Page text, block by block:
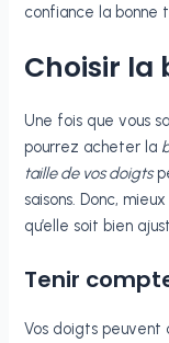
confiance la bonne
Choisir la
Une fois que vous
pourrez acheter la
taille de vos doigts
saisons. Donc,
qu’elle soit bien
Tenir
Vos doigts